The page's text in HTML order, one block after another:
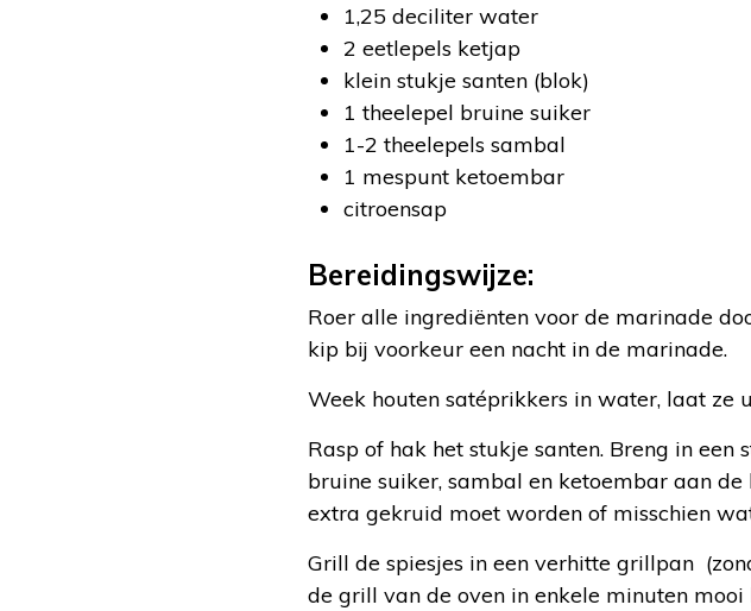
1,25 deciliter water
2 eetlepels ketjap
klein stukje santen (blok)
1 theelepel bruine suiker
1-2 theelepels sambal
1 mespunt ketoembar
citroensap
Bereidingswijze:
Roer alle ingrediënten voor de marinade
kip bij voorkeur een nacht in de marinade.
Week houten satéprikkers in water, laat ze
Rasp of hak het stukje santen. Breng in
bruine suiker, sambal en ketoembar aan
extra gekruid moet worden of misschien
Grill de spiesjes in een verhitte grillpan
de grill van de oven in enkele minuten